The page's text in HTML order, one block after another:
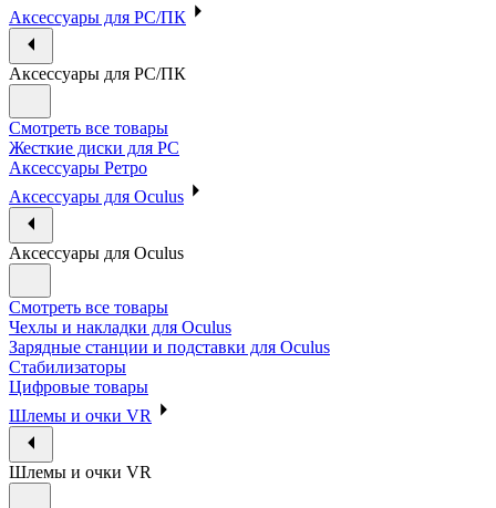
Аксессуары для PC/ПК
Аксессуары для PC/ПК
Смотреть все товары
Жесткие диски для PC
Аксессуары Ретро
Аксессуары для Oculus
Аксессуары для Oculus
Смотреть все товары
Чехлы и накладки для Oculus
Зарядные станции и подставки для Oculus
Стабилизаторы
Цифровые товары
Шлемы и очки VR
Шлемы и очки VR